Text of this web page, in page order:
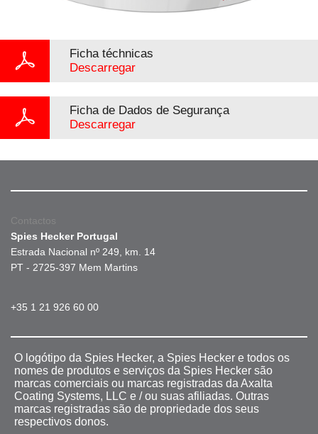
Ficha téchnicas
Descarregar
Ficha de Dados de Segurança
Descarregar
Contactos
Spies Hecker Portugal
Estrada Nacional nº 249, km. 14
PT - 2725-397 Mem Martins
+35 1 21 926 60 00
O logótipo da Spies Hecker, a Spies Hecker e todos os
nomes de produtos e serviços da Spies Hecker são
marcas comerciais ou marcas registradas da Axalta
Coating Systems, LLC e / ou suas afiliadas. Outras
marcas registradas são de propriedade dos seus
respectivos donos.